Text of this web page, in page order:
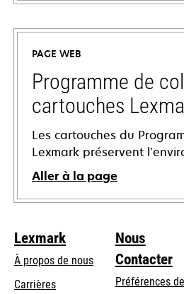
s’ouvre
dans
nouvel
onglet
PAGE WEB
Programme de
cartouches
Les cartouches du
Lexmark préservent
Aller à la page
Lexmark
À propos de nous
Carrières
Nous
Contacter
Préférences de